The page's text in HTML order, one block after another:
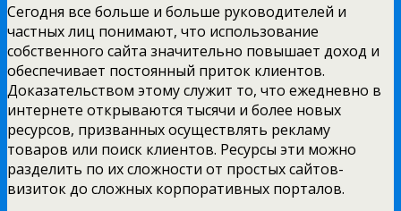
Сегодня все больше и больше руководителей и
частных лиц понимают, что использование
собственного сайта значительно повышает доход и
обеспечивает постоянный приток клиентов.
Доказательством этому служит то, что ежедневно в
интернете открываются тысячи и более новых
ресурсов, призванных осуществлять рекламу
товаров или поиск клиентов. Ресурсы эти можно
разделить по их сложности от простых сайтов-
визиток до сложных корпоративных порталов.